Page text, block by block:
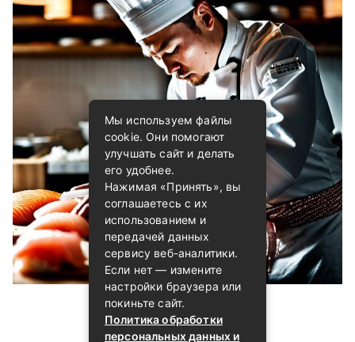
Мы используем файлы
cookie. Они помогают
улучшать сайт и делать
его удобнее.
Нажимая «Принять», вы
соглашаетесь с их
использованием и
передачей данных
сервису веб-аналитики.
Если нет — измените
настройки браузера или
покиньте сайт.
Политика обработки
персональных данных и